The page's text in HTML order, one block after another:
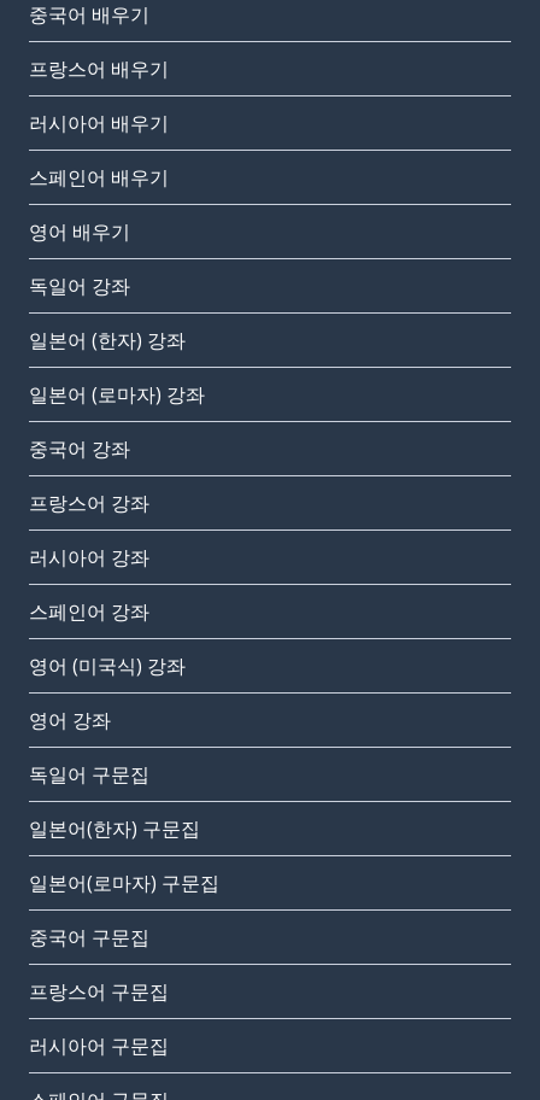
중국어 배우기
프랑스어 배우기
러시아어 배우기
스페인어 배우기
영어 배우기
독일어 강좌
일본어 (한자) 강좌
일본어 (로마자) 강좌
중국어 강좌
프랑스어 강좌
러시아어 강좌
스페인어 강좌
영어 (미국식) 강좌
영어 강좌
독일어 구문집
일본어(한자) 구문집
일본어(로마자) 구문집
중국어 구문집
프랑스어 구문집
러시아어 구문집